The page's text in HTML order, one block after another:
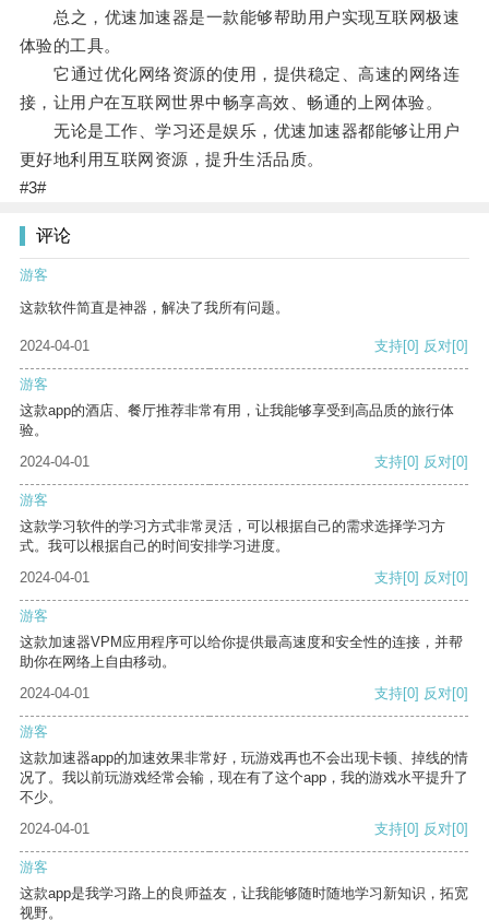
总之，优速加速器是一款能够帮助用户实现互联网极速
体验的工具。
它通过优化网络资源的使用，提供稳定、高速的网络连
接，让用户在互联网世界中畅享高效、畅通的上网体验。
无论是工作、学习还是娱乐，优速加速器都能够让用户
更好地利用互联网资源，提升生活品质。
#3#
评论
游客
这款软件简直是神器，解决了我所有问题。
2024-04-01 支持[0] 反对[0]
游客
这款app的酒店、餐厅推荐非常有用，让我能够享受到高品质的旅行体
验。
2024-04-01
支持[0] 反对[0]
游客
这款学习软件的学习方式非常灵活，可以根据自己的需求选择学习方
式。我可以根据自己的时间安排学习进度。
2024-04-01
支持[0] 反对[0]
游客
这款加速器VPM应用程序可以给你提供最高速度和安全性的连接，并帮
助你在网络上自由移动。
2024-04-01
支持[0] 反对[0]
游客
这款加速器app的加速效果非常好，玩游戏再也不会出现卡顿、掉线的情
况了。我以前玩游戏经常会输，现在有了这个app，我的游戏水平提升了
不少。
2024-04-01
支持[0] 反对[0]
游客
这款app是我学习路上的良师益友，让我能够随时随地学习新知识，拓宽
视野。